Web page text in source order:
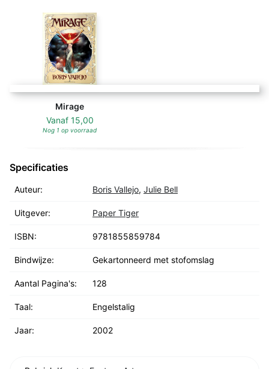
Mirage
Vanaf 15,00
Nog 1 op voorraad
Specificaties
Auteur: Boris Vallejo, Julie Bell
Uitgever: Paper Tiger
ISBN: 9781855859784
Bindwijze: Gekartonneerd met stofomslag
Aantal Pagina's: 128
Taal: Engelstalig
Jaar: 2002